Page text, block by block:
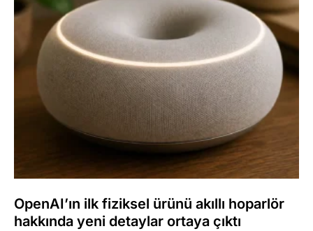
OpenAI’ın ilk fiziksel ürünü akıllı hoparlör
hakkında yeni detaylar ortaya çıktı